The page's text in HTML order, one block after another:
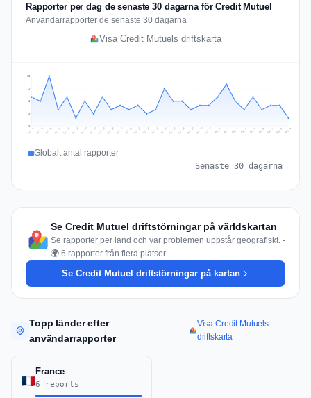
Rapporter per dag de senaste 30 dagarna för Credit Mutuel
Användarrapporter de senaste 30 dagarna
Visa Credit Mutuels driftskarta
3
6
9
12
Jul 11 Jul 12 Jul 13 Jul 14 Jul 15 Jul 16 Jul 17 Jul 18 Jul 19 Jul 20 Jul 21 Jul 22 Jul 23 Jul 24 Jul 25 Jul 26 Jul 27 Jul 28 Jul 29 Jul 30 Jul 31 Aug 1 Aug 2 Aug 3 Aug 4 Aug 5 Aug 6 Aug 7 Aug 8 Aug 9
Globalt antal rapporter
Senaste 30 dagarna
Se Credit Mutuel driftstörningar på världskartan
Se rapporter per land och var problemen uppstår geografiskt. -
🌍 6 rapporter från flera platser
Se Credit Mutuel driftstörningar på kartan
Topp länder efter
användarrapporter
Visa Credit Mutuels
driftskarta
France
6 reports